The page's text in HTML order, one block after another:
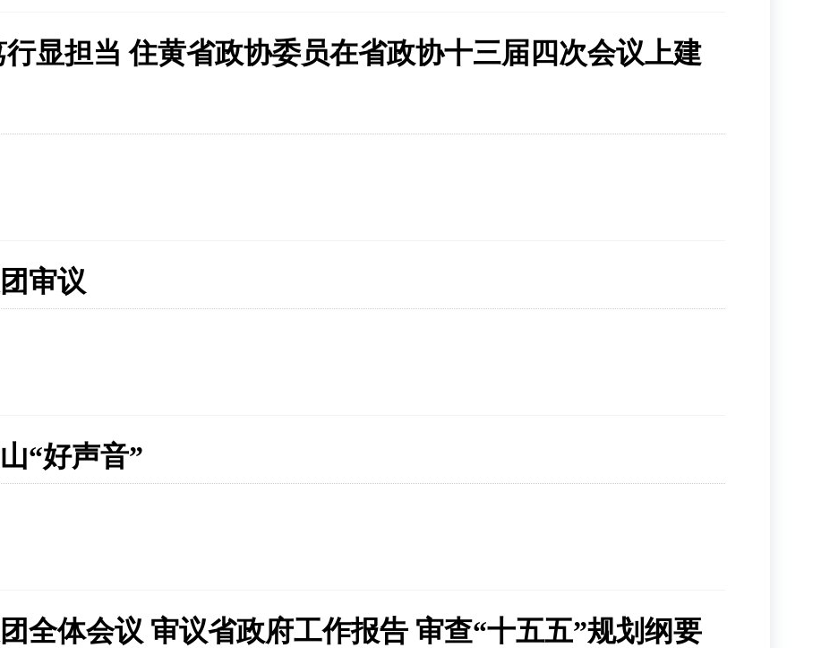
显担当 住黄省政协委员在省政协十三届四次会议上建
审议
“好声音”
全体会议 审议省政府工作报告 审查“十五五”规划纲要